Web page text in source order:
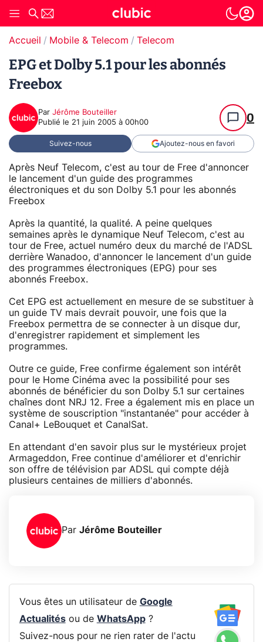
Accueil Mobile & Telecom Telecom
EPG et Dolby 5.1 pour les abonnés
Freebox
Par Jérôme Bouteiller
Publié le 21 juin 2005 à 00h00 0
Suivez-nous Ajoutez-nous en favori
Après Neuf Telecom, c'est au tour de Free d'annoncer
le lancement d'un guide des programmes
électroniques et du son Dolby 5.1 pour les abonnés
Freebox
Après la quantité, la qualité. A peine quelques
semaines après le dynamique Neuf Telecom, c'est au
tour de Free, actuel numéro deux du marché de l'ADSL
derrière Wanadoo, d'annoncer le lancement d'un guide
des programmes électroniques (EPG) pour ses
abonnés Freebox.
Cet EPG est actuellement en mesure de se substituer à
un guide TV mais devrait pouvoir, une fois que la
Freebox permettra de se connecter à un disque dur,
d'enregistrer rapidement et simplement les
programmes.
Outre ce guide, Free confirme également son intérêt
pour le Home Cinéma avec la possibilité pour ses
abonnés de bénéficier du son Dolby 5.1 sur certaines
chaînes dont NRJ 12. Free a également mis en place un
système de souscription "instantanée" pour accéder à
Canal+ LeBouquet et CanalSat.
En attendant d'en savoir plus sur le mystérieux projet
Armageddon, Free continue d'améliorer et d'enrichir
son offre de télévision par ADSL qui compte déjà
plusieurs centaines de milliers d'abonnés.
Par Jérôme Bouteiller
Vous êtes un utilisateur de Google
Actualitésou de WhatsApp?
Suivez-nous pour ne rien rater de l'actu